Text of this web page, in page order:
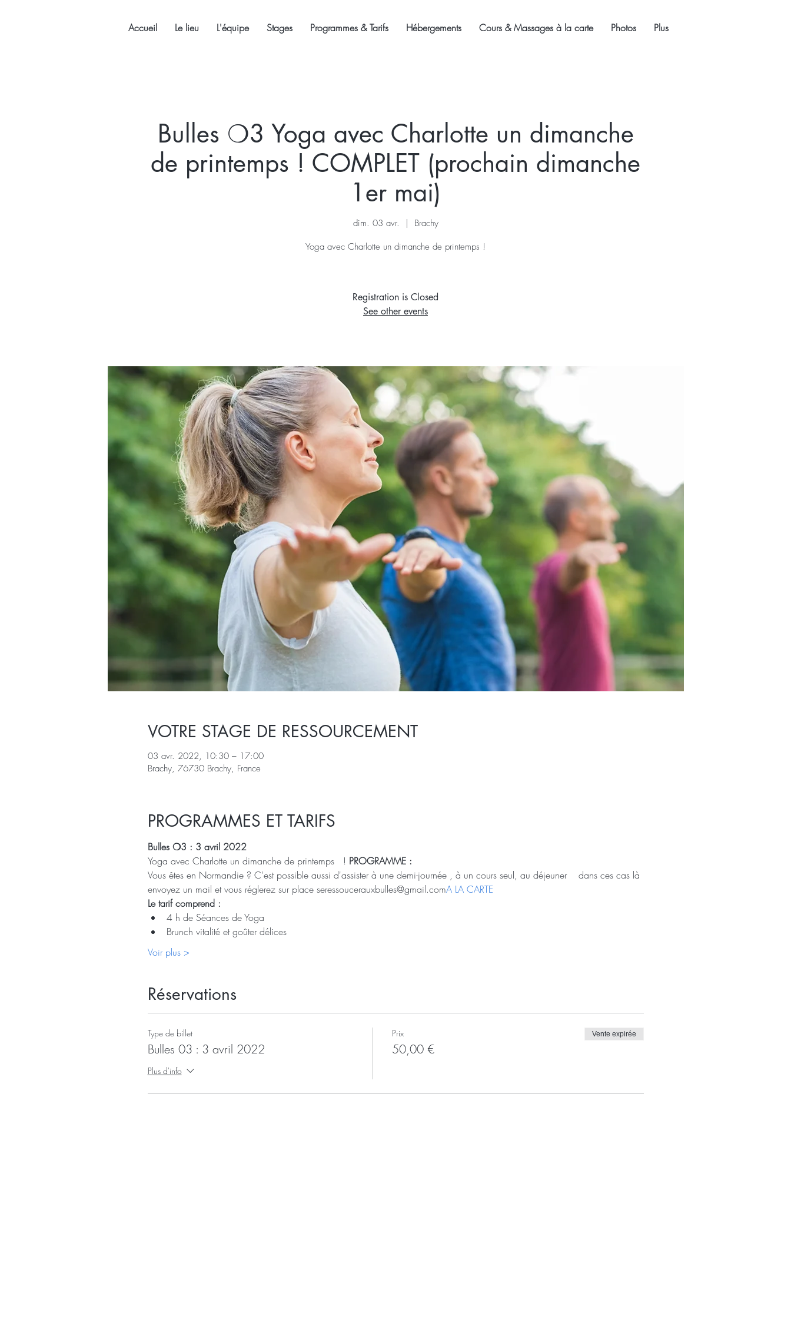
Accueil Le lieu L'équipe Stages Programmes & Tarifs Hébergements Cours & Massages à la carte Photos Plus
Bulles ❍3 Yoga avec Charlotte un dimanche
de printemps ! COMPLET (prochain dimanche
1er mai)
dim. 03 avr.
  |
Brachy
Yoga avec Charlotte un dimanche de printemps !
Registration is Closed
See other events
VOTRE STAGE DE RESSOURCEMENT
03 avr. 2022, 10:30 – 17:00
Brachy, 76730 Brachy, France
PROGRAMMES ET TARIFS
Bulles ❍3 : 3 avril 2022
Yoga avec Charlotte un dimanche de printemps   ! PROGRAMME :
Vous êtes en Normandie ? C'est possible aussi d'assister à une demi-journée , à un cours seul, au déjeuner
dans ces cas là
envoyez un mail et vous réglerez sur place seressoucerauxbulles@gmail.comA LA CARTE
Le tarif comprend :
4 h de Séances de Yoga
Brunch vitalité et goûter délices
Voir plus >
Réservations
Type de billet
Bulles 03 : 3 avril 2022
Plus d'info
Prix
50,00 €
Vente expirée